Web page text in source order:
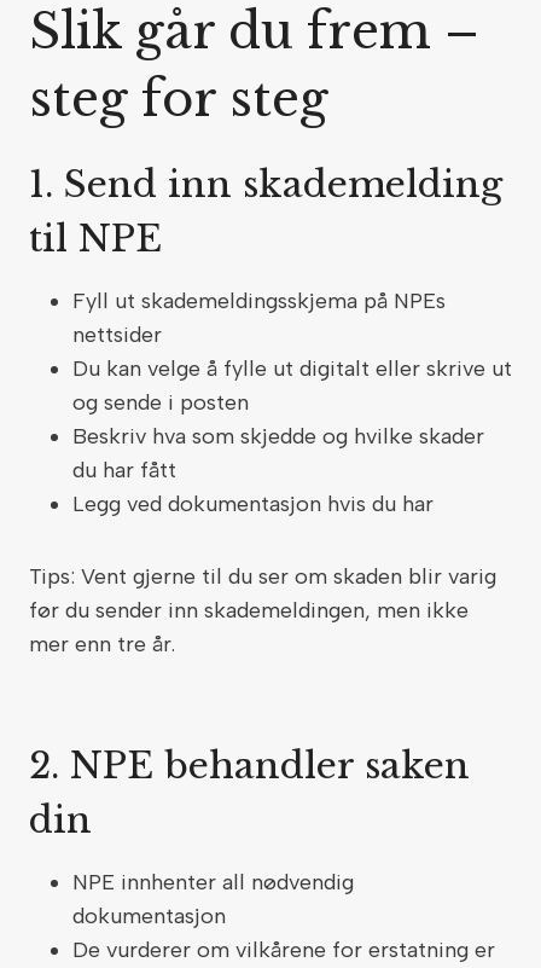
Slik går du frem –
steg for steg
1. Send inn skademelding
til NPE
Fyll ut skademeldingsskjema på NPEs
nettsider
Du kan velge å fylle ut digitalt eller skrive ut
og sende i posten
Beskriv hva som skjedde og hvilke skader
du har fått
Legg ved dokumentasjon hvis du har
Tips: Vent gjerne til du ser om skaden blir varig
før du sender inn skademeldingen, men ikke
mer enn tre år.
2. NPE behandler saken
din
NPE innhenter all nødvendig
dokumentasjon
De vurderer om vilkårene for erstatning er